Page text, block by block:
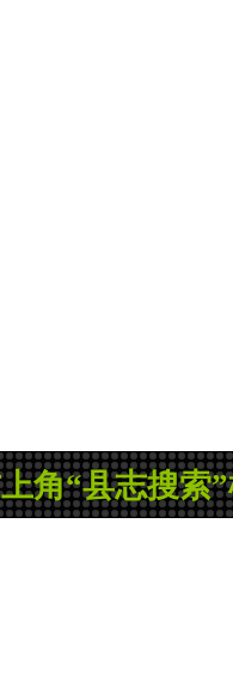
志搜索”框里